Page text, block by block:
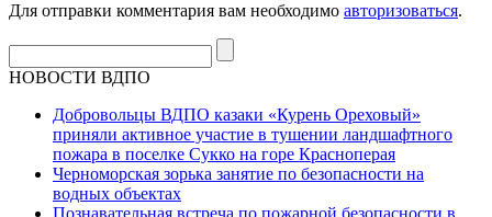
Для отправки комментария вам необходимо авторизоваться.
НОВОСТИ ВДПО
Добровольцы ВДПО казаки «Курень Ореховый»
приняли активное участие в тушении ландшафтного
пожара в поселке Сукко на горе Красноперая
Черноморская зорька занятие по безопасности на
водных объектах